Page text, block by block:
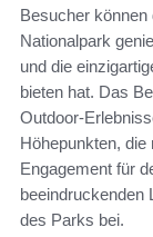
Besucher können
Nationalpark
und die
bieten hat. Das
Outdoor-
Höhepunkten,
Engagement für
beeindruckenden
des Parks bei.